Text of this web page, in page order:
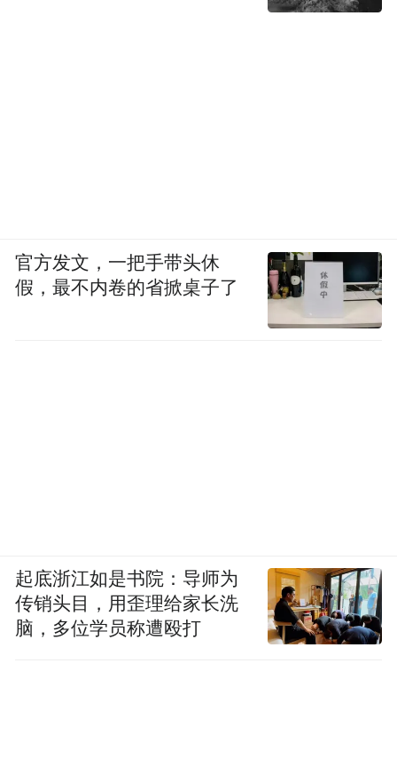
官方发文，一把手带头休
假，最不内卷的省掀桌子了
起底浙江如是书院：导师为
传销头目，用歪理给家长洗
脑，多位学员称遭殴打